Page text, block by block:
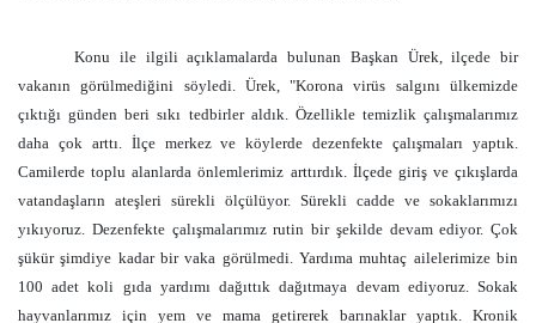
Konu ile ilgili açıklamalarda bulunan Başkan Ürek, ilçede bir
vakanın görülmediğini söyledi. Ürek, "Korona virüs salgını ülkemizde
çıktığı günden beri sıkı tedbirler aldık. Özellikle temizlik çalışmalarımız
daha çok arttı. İlçe merkez ve köylerde dezenfekte çalışmaları yaptık.
Camilerde toplu alanlarda önlemlerimiz arttırdık. İlçede giriş ve çıkışlarda
vatandaşların ateşleri sürekli ölçülüyor. Sürekli cadde ve sokaklarımızı
yıkıyoruz. Dezenfekte çalışmalarımız rutin bir şekilde devam ediyor. Çok
şükür şimdiye kadar bir vaka görülmedi. Yardıma muhtaç ailelerimize bin
100 adet koli gıda yardımı dağıttık dağıtmaya devam ediyoruz. Sokak
hayvanlarımız için yem ve mama getirerek barınaklar yaptık. Kronik